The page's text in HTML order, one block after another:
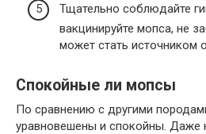
Тщательно соблюдайте
вакцинируйте мопса, не
может стать источником
Спокойные ли мопсы
По сравнению с другими
уравновешены и спокойны. Даже